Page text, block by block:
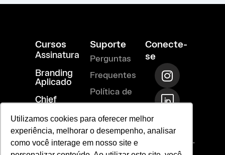
Utilizamos cookies para oferecer melhor
experiência, melhorar o desempenho, analisar
como você interage em nosso site e
Cursos
Assinatura
Branding
Aplicado
Chief
Officer
Suporte
Perguntas
Frequentes
Política de
Uso
Conecte-
se
I
n
s
t
g
T
i
-
l
n
R
i
-
m
i
vendas@laje-
ac.com.br